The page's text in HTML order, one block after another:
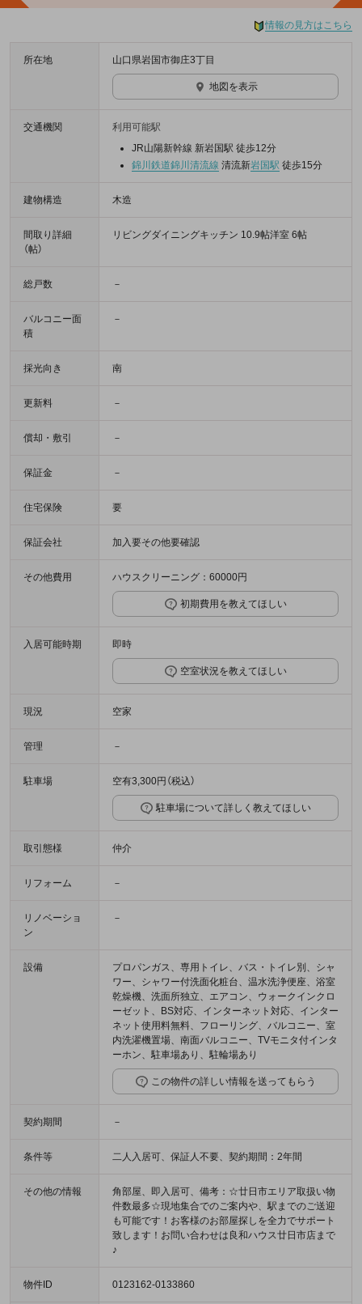
情報の見方はこちら
所在地 山口県岩国市御庄3丁目
地図を表示
交通機関
利用可能駅
JR山陽新幹線 新岩国駅 徒歩12分
錦川鉄道錦川清流線 清流新岩国駅 徒歩15分
建物構造 木造
間取り詳細
（帖）
リビングダイニングキッチン 10.9帖洋室 6帖
総戸数 －
バルコニー面
積
－
採光向き 南
更新料 －
償却・敷引 －
保証金 －
住宅保険 要
保証会社 加入要その他要確認
その他費用 ハウスクリーニング：60000円
初期費用を教えてほしい
入居可能時期 即時
空室状況を教えてほしい
現況 空家
管理 －
駐車場 空有3,300円（税込）
駐車場について詳しく教えてほしい
取引態様 仲介
リフォーム －
リノベーショ
ン
－
設備
プロパンガス、専用トイレ、バス・トイレ別、シャ
ワー、シャワー付洗面化粧台、温水洗浄便座、浴室
乾燥機、洗面所独立、エアコン、ウォークインクロ
ーゼット、BS対応、インターネット対応、インター
ネット使用料無料、フローリング、バルコニー、室
内洗濯機置場、南面バルコニー、TVモニタ付インタ
ーホン、駐車場あり、駐輪場あり
この物件の詳しい情報を送ってもらう
契約期間 －
条件等 二人入居可、保証人不要、契約期間：2年間
その他の情報
角部屋、即入居可、備考：☆廿日市エリア取扱い物
件数最多☆現地集合でのご案内や、駅までのご送迎
も可能です！お客様のお部屋探しを全力でサポート
致します！お問い合わせは良和ハウス廿日市店まで
♪
物件ID 0123162-0133860